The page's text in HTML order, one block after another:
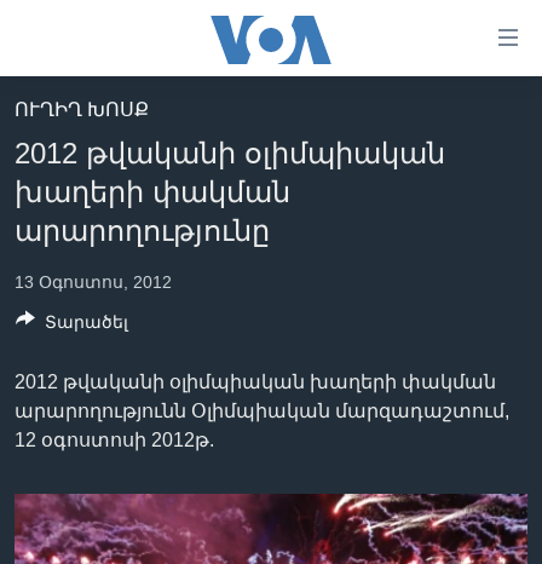
հիմնական
բովանդակությանը
անցնել
հիմնական
բովանդակությանը
բովանդակություն
ԼՈՒՐԵՐ
ՍՓՅՈՒՌՔ
IN ENGLISH
ՄԵՐ ՄԱՍԻՆ
«ԱՄԵՐԻԿԱՅԻ ՁԱՅՆ»-Ի ԿԱՆՈՆԱԴՐՈՒԹՅՈՒՆ
ՈՒԿՐԱԻՆԱԿԱՆ ՊԱՏԵՐԱԶՄ
Learning English
ՀԵՏԵՒԵՔ ՄԵԶ
ՈՒՂԻՂ ԽՈՍՔ
2012 թվականի օլիմպիական
խաղերի փակման
արարողությունը
13 Օգոստոս, 2012
2012 թվականի օլիմպիական խաղերի փակման
արարողությունն Օլիմպիական մարզադաշտում,
12 օգոստոսի 2012թ.
Տարածել